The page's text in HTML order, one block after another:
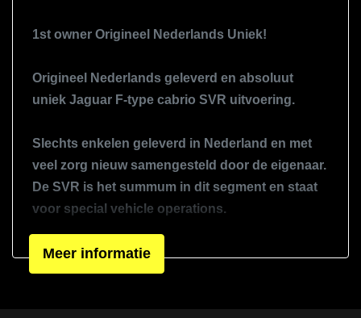
Led koplampen
Lichtmetalen velgen 20"
Parkeersensor achter
Parkeersensor voor
Speciale kleur
Sportvelgen
1st owner Origineel Nederlands Uniek!
Origineel Nederlands geleverd en absoluut
uniek Jaguar F-type cabrio SVR uitvoering.
Slechts enkelen geleverd in Nederland en met
veel zorg nieuw samengesteld door de eigenaar.
De SVR is het summum in dit segment en staat
voor special vehicle operations.
Dit houdt in een zorgvuldig samengestelde
sportauto met de beste kwaliteiten en
Meer informatie